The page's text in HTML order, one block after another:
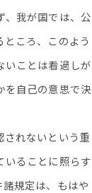
、我が国では、公
ころ、このよう
いことは看過しが
を自己の意思で決
れないという重
いることに照らす
規定は、もはや